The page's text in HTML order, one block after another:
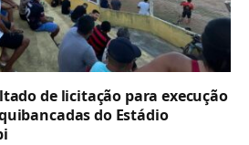
de licitação para execução
do Estádio